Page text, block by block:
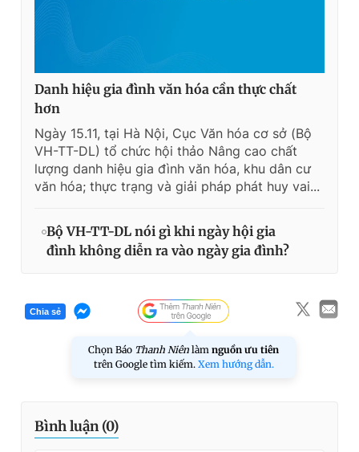
Danh hiệu gia đình văn hóa cần thực chất
hơn
Ngày 15.11, tại Hà Nội, Cục Văn hóa cơ sở (Bộ
VH-TT-DL) tổ chức hội thảo Nâng cao chất
lượng danh hiệu gia đình văn hóa, khu dân cư
văn hóa; thực trạng và giải pháp phát huy vai...
Bộ VH-TT-DL nói gì khi ngày hội gia
đình không diễn ra vào ngày gia đình?
Chia sẻ
Chọn Báo Thanh Niên làm nguồn ưu tiên
trên Google tìm kiếm. Xem hướng dẫn.
Bình luận (0)